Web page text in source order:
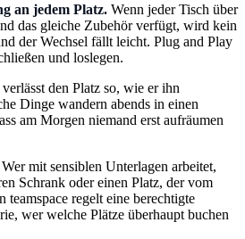
an jedem Platz. Wenn jeder Tisch über
das gleiche Zubehör verfügt, wird kein
der Wechsel fällt leicht. Plug and Play
und loslegen.
verlässt den Platz so, wie er ihn
Dinge wandern abends in einen
am Morgen niemand erst aufräumen
Wer mit sensiblen Unterlagen arbeitet,
Schrank oder einen Platz, der vom
teamspace regelt eine berechtigte
wer welche Plätze überhaupt buchen